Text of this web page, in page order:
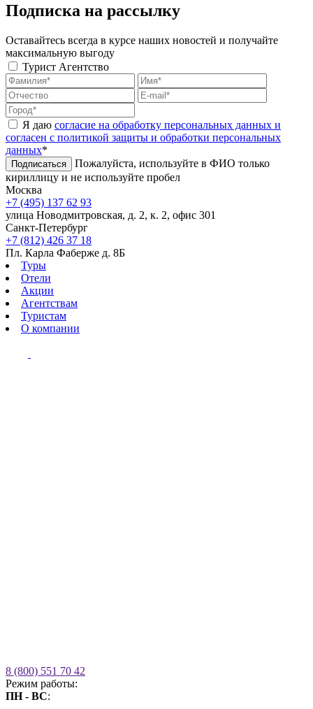
Подписка на рассылку
Оставайтесь всегда в курсе наших новостей и получайте
максимальную выгоду
Турист Агентство
Я даю согласие на обработку персональных данных и
согласен с политикой защиты и обработки персональных
данных*
Подписаться
Пожалуйста, используйте в ФИО только
кириллицу и не используйте пробел
Москва
+7 (495) 137 62 93
улица Новодмитровская, д. 2, к. 2, офис 301
Санкт-Петербург
+7 (812) 426 37 18
Пл. Карла Фаберже д. 8Б
Туры
Отели
Акции
Агентствам
Туристам
О компании
8 (800) 551 70 42
Режим работы:
ПН - ВС: